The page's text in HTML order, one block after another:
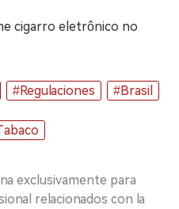
cigarro eletrônico no
#Regulaciones
#Brasil
exclusivamente para
relacionados con la